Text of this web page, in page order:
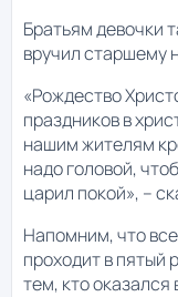
Братьям девочки
вручил старшему
«Рождество
праздников в
нашим жителям
надо головой,
царил покой», –
Напомним, что
проходит в пятый
тем, кто